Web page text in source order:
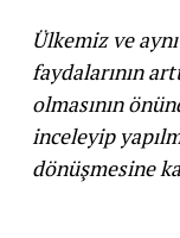
Ülkemiz ve
faydalarının
olmasının
inceleyip
dönüşmesine